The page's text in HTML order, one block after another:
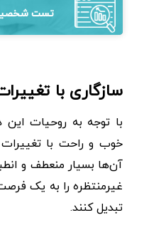
تست
سازگاری با
با توجه به روحیات این
خوب و راحت با
آن‌ها بسیار منعطف و
غیرمنتظره را به یک
تبدیل کنند.